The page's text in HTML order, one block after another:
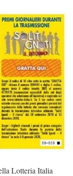
Lotteria Italia